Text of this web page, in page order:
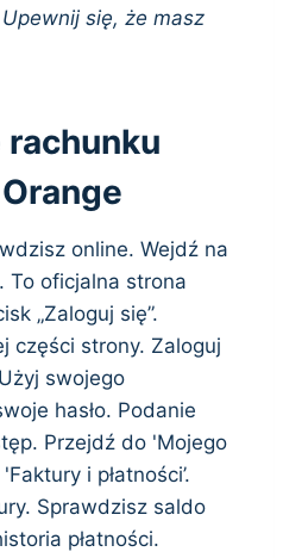
się, że masz
online. Wejdź na
To oficjalna strona
„Zaloguj się”.
części strony. Zaloguj
swojego
hasło. Podanie
Przejdź do 'Mojego
i płatności’.
Sprawdzisz saldo
płatności.